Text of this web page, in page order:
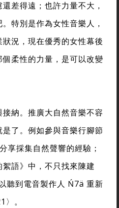
差得遠；也許力量不大，
特別是作為女性音樂人，
況，現在優秀的女性幕後
柔性的力量，是可以改變
納。推廣大自然音樂不容
了。例如參與音樂行腳節
享採集自然聲響的經驗；
語》中，不只找來陳建
聽到電音製作人 Ń7ä 重新
。